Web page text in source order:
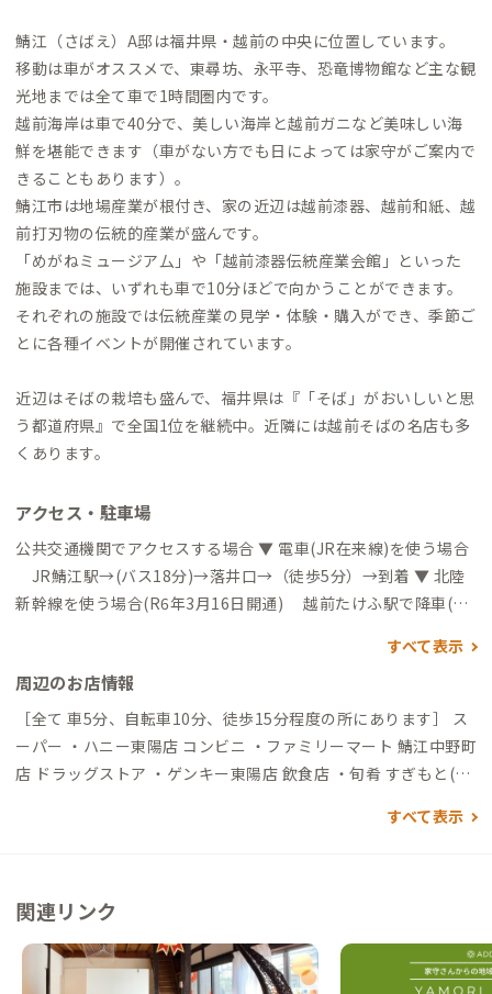
鯖江（さばえ）A邸は福井県・越前の中央に位置しています。
移動は車がオススメで、東尋坊、永平寺、恐竜博物館など主な観
光地までは全て車で1時間圏内です。
越前海岸は車で40分で、美しい海岸と越前ガニなど美味しい海
鮮を堪能できます（車がない方でも日によっては家守がご案内で
きることもあります）。
鯖江市は地場産業が根付き、家の近辺は越前漆器、越前和紙、越
前打刃物の伝統的産業が盛んです。
「めがねミュージア厶」や「越前漆器伝統産業会館」といった
施設までは、いずれも車で10分ほどで向かうことができます。
それぞれの施設では伝統産業の見学・体験・購入ができ、季節ご
とに各種イベントが開催されています。
近辺はそばの栽培も盛んで、福井県は『「そば」がおいしいと思
う都道府県』で全国1位を継続中。近隣には越前そばの名店も多
くあります。
アクセス・駐車場
公共交通機関でアクセスする場合 ▼ 電車(JR在来線)を使う場合
JR鯖江駅→(バス18分)→落井口→（徒歩5分）→到着 ▼ 北陸
新幹線を使う場合(R6年3月16日開通) 越前たけふ駅で降車(事
ら)八重洲～武生駅 (名古屋から)名鉄バスセンター〜鯖江IC 自
動車でアクセスする場合 ▼高速道路を使う場合 →鯖江IC→
（一般道10分）→ココロミハウス ▼国道8号線を使う場合 →
長泉寺交差点→（一般道10分）→ココロミハウス ▼中部縦貫道
を使う場合 関東各地・・・松本→高山→白鳥→九頭龍→福井
すべて表示
周辺のお店情報
［全て 車5分、自転車10分、徒歩15分程度の所にあります］ ス
ーパー ・ハニー東陽店 コンビニ ・ファミリーマート 鯖江中野町
店 ドラッグストア ・ゲンキー東陽店 飲食店 ・旬肴 すぎもと(割
すべて表示
関連リンク